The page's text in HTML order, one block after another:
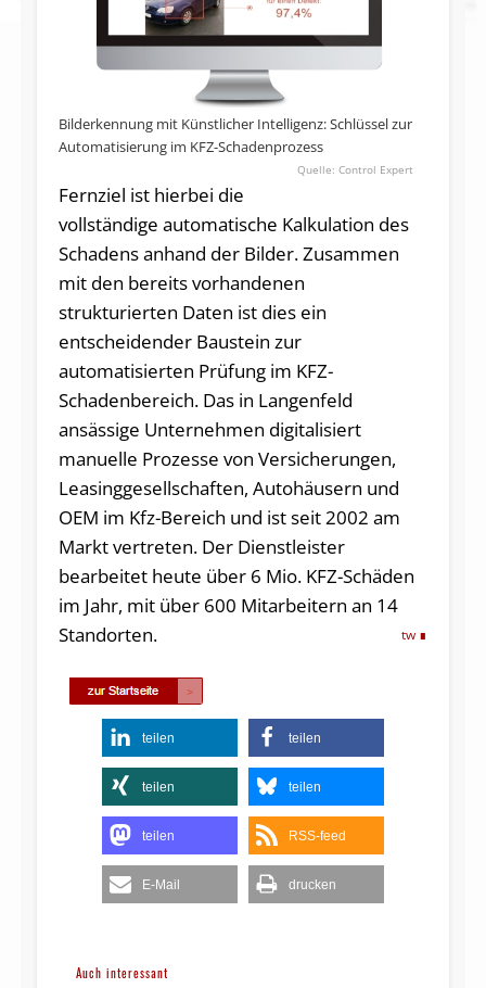
Bilderkennung mit Künstlicher Intelligenz: Schlüssel zur
Automatisierung im KFZ-Schadenprozess
Control Expert
Fernziel ist hierbei die
vollständige automatische Kalkulation des
Schadens anhand der Bilder. Zusammen
mit den bereits vorhandenen
strukturierten Daten ist dies ein
entscheidender Baustein zur
automatisierten Prüfung im KFZ-
Schadenbereich. Das in Langenfeld
ansässige Unternehmen digitalisiert
manuelle Prozesse von Versicherungen,
Leasinggesellschaften, Autohäusern und
OEM im Kfz-Bereich und ist seit 2002 am
Markt vertreten. Der Dienstleister
bearbeitet heute über 6 Mio. KFZ-Schäden
im Jahr, mit über 600 Mitarbeitern an 14
Standorten.
tw
teilen teilen
teilen teilen
teilen RSS-feed
E-Mail drucken
Auch interessant